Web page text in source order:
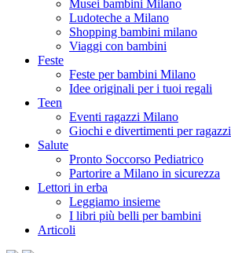
Musei bambini Milano
Ludoteche a Milano
Shopping bambini milano
Viaggi con bambini
Feste
Feste per bambini Milano
Idee originali per i tuoi regali
Teen
Eventi ragazzi Milano
Giochi e divertimenti per ragazzi
Salute
Pronto Soccorso Pediatrico
Partorire a Milano in sicurezza
Lettori in erba
Leggiamo insieme
I libri più belli per bambini
Articoli